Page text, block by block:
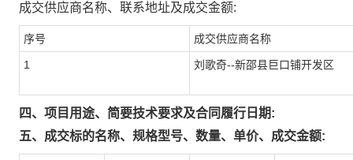
成交供应商名称、联系地址及成交金额:
序号 成交供应商名称
1 刘歌奇--新邵县巨口铺开发区
四、项目用途、简要技术要求及合同履行日期:
五、成交标的名称、规格型号、数量、单价、成交金额: